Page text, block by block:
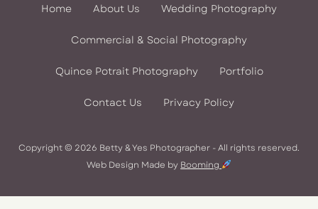
Home About Us Wedding Photography
Commercial & Social Photography
Quince Potrait Photography Portfolio
Contact Us Privacy Policy
Copyright © 2026 Betty & Yes Photographer - All rights reserved.
Web Design Made by Booming